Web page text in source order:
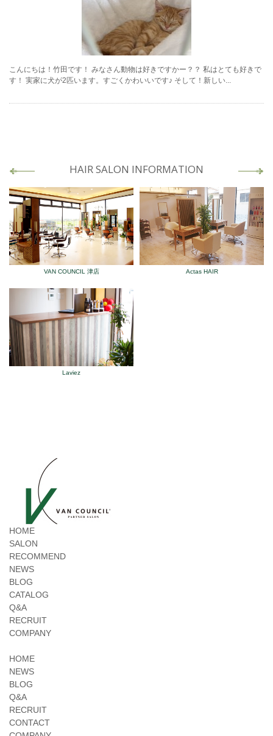
こんにちは！竹田です！ みなさん動物は好きですかー？？ 私はとても好きで
す！ 実家に犬が2匹います。すごくかわいいです♪ そして！新しい...
HAIR SALON INFORMATION
VAN COUNCIL 津店 Actas HAIR
Laviez
HOME
SALON
RECOMMEND
NEWS
BLOG
CATALOG
Q&A
RECRUIT
COMPANY
HOME
NEWS
BLOG
Q&A
RECRUIT
CONTACT